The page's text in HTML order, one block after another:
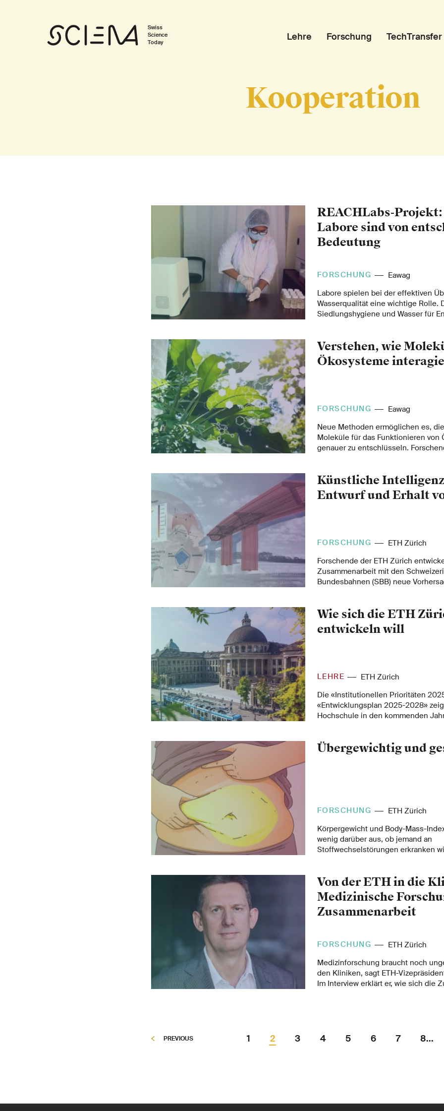
Swiss
Science
Today
Lehre Forschung TechTransfer
Kooperation
REACHLabs-
Labore sind von
Bedeutung
FORSCHUNG
Eawag
Labore spielen bei der effektiven
Wasserqualität eine wichtige Rolle.
Siedlungshygiene und Wasser für
Gebieten von Ländern mit
Einkommen analysiert. FFP-Labore
entwickelt wurden, um die
Verstehen, wie
Ökosysteme
FORSCHUNG
Eawag
Neue Methoden ermöglichen es,
Moleküle für das Funktionieren von
genauer zu entschlüsseln.
Künstliche
Entwurf und Erhalt
FORSCHUNG
ETH Zürich
Forschende der ETH Zürich
Zusammenarbeit mit den
Bundesbahnen (SBB) neue
verlängern und Ressourcen zu
unterstützt Bauingenieure zudem
Brücken.
Wie sich die ETH
entwickeln will
LEHRE
ETH Zürich
Die «Institutionellen Prioritäten
«Entwicklungsplan 2025-2028»
Hochschule in den kommenden
Übergewichtig und
FORSCHUNG
ETH Zürich
Körpergewicht und Body-Mass-
wenig darüber aus, ob jemand an
Stoffwechselstörungen erkranken
Menschen gesund bleiben und
Von der ETH in die
Medizinische
Zusammenarbeit
FORSCHUNG
ETH Zürich
Medizinforschung braucht noch
den Kliniken, sagt ETH-
Im Interview erklärt er, wie sich die
PREVIOUS 1 2 3 4 5 6 7 8...